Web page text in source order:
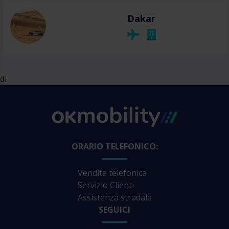
Dakar
di
ORARIO TELEFONICO:
Vendita telefonica
Servizio Clienti
Assistenza stradale
SEGUICI